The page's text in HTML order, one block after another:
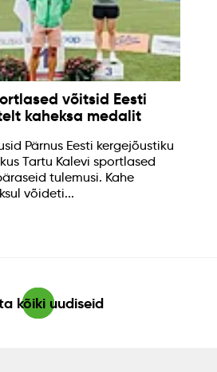
võitsid Eesti
kaheksa medalit
Pärnus Eesti kergejõustiku
Tartu Kalevi sportlased
tulemusi. Kahe
võideti...
kõiki uudiseid